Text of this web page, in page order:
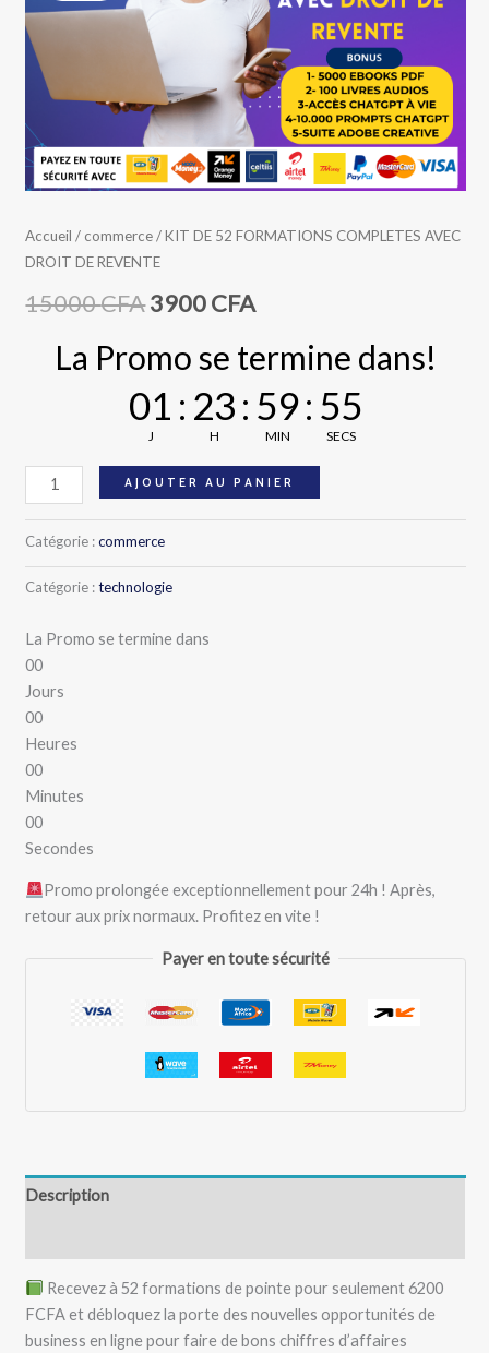
Accueil / commerce/ KIT DE 52 FORMATIONS COMPLETES AVEC
DROIT DE REVENTE
15000CFA3900CFA
La Promo se termine dans!
01
J
: 23
H
: 59
MIN
: 54
SECS
REVENTE
AJOUTER AU PANIER
Catégorie :commerce
Catégorie :technologie
La Promo se termine dans
00
Jours
00
Heures
00
Minutes
00
Secondes
Promo prolongée exceptionnellement pour 24h ! Après,
retour aux prix normaux. Profitez en vite !
Payer en toute sécurité
Description
Recevez à 52 formations de pointe pour seulement 6200
FCFA et débloquez la porte des nouvelles opportunités de
business en ligne pour faire de bons chiffres d’affaires